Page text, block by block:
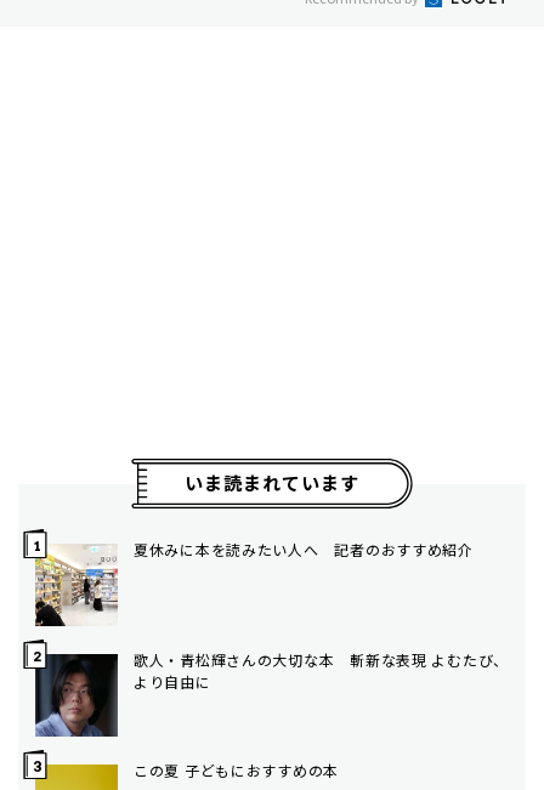
いま読まれています
夏休みに本を読みたい人へ 記者のおすすめ紹介
歌人・青松輝さんの大切な本 斬新な表現 よむたび、
より自由に
この夏 子どもにおすすめの本